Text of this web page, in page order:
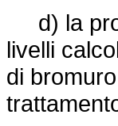
d) la
livelli
di